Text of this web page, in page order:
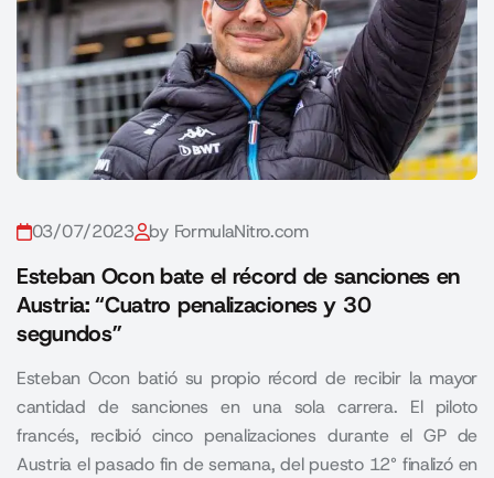
03/07/2023 by FormulaNitro.com
Esteban Ocon bate el récord de sanciones en
Austria: “Cuatro penalizaciones y 30
segundos”
Esteban Ocon batió su propio récord de recibir la mayor
cantidad de sanciones en una sola carrera. El piloto
francés, recibió cinco penalizaciones durante el GP de
Austria el pasado fin de semana, del puesto 12° finalizó en